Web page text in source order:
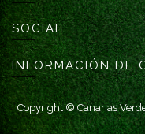
SOCIAL
INFORMACIÓN DE
Copyright © Canarias